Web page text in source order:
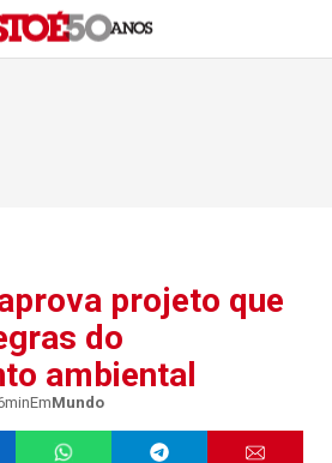
projeto que
do
ambiental
EmMundo